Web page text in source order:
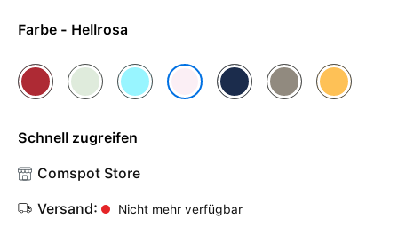
Farbe - Hellrosa
(PRODUCT)RED
BlassmintHellblauHellrosaSturmblauTonbraunWarmgelb
Schnell zugreifen
Comspot Store
Versand: Nicht mehr verfügbar